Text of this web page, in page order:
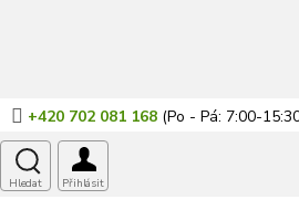
+420 702 081 168